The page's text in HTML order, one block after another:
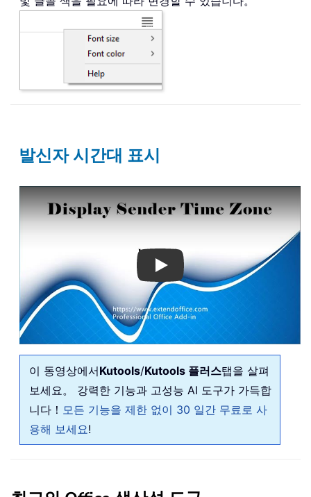
발신자 시간대 표시
Play
이 동영상에서Kutools/Kutools 플러스탭을 살펴
보세요。 강력한 기능과 고성능 AI 도구가 가득합
니다！ 모든 기능을 제한 없이 30 일간 무료로 사
용해 보세요!